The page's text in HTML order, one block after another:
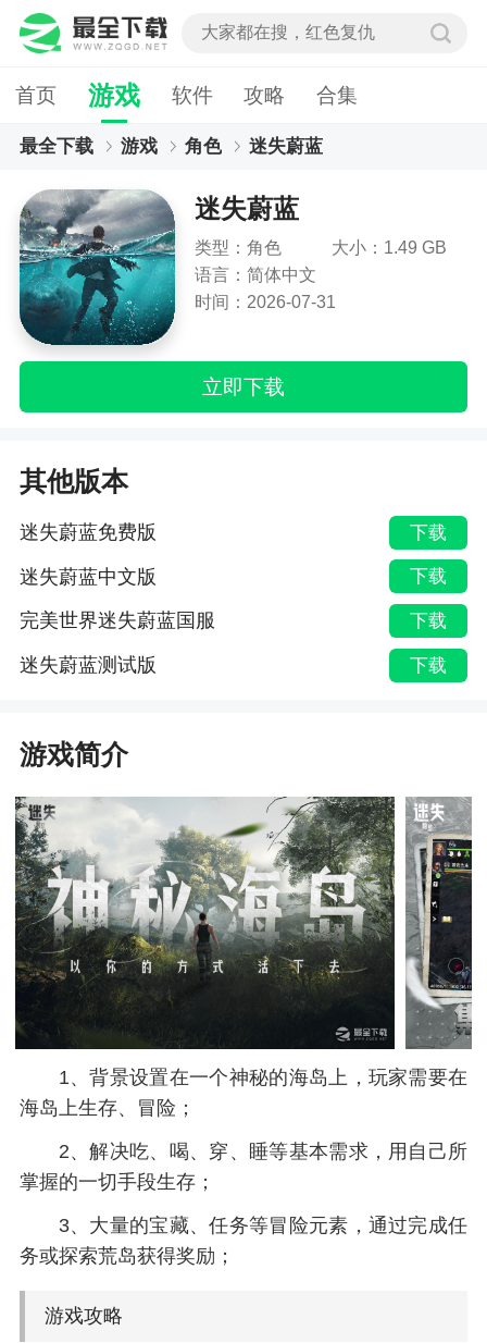
首页 游戏 软件 攻略 合集
最全下载 游戏 角色 迷失蔚蓝
迷失蔚蓝
类型：角色
大小：1.49 GB
语言：简体中文
时间：2026-07-31
立即下载
其他版本
迷失蔚蓝免费版 下载
迷失蔚蓝中文版 下载
完美世界迷失蔚蓝国服 下载
迷失蔚蓝测试版 下载
游戏简介
1、背景设置在一个神秘的海岛上，玩家需要在
海岛上生存、冒险；
2、解决吃、喝、穿、睡等基本需求，用自己所
掌握的一切手段生存；
3、大量的宝藏、任务等冒险元素，通过完成任
务或探索荒岛获得奖励；
游戏攻略